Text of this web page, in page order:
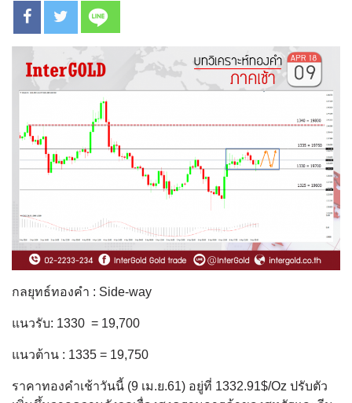
กลยุทธ์ทองคำ : Side-way
แนวรับ: 1330 = 19,700
แนวต้าน : 1335 = 19,750
ราคาทองคำเช้าวันนี้ (9 เม.ย.61) อยู่ที่ 1332.91$/Oz ปรับตัว